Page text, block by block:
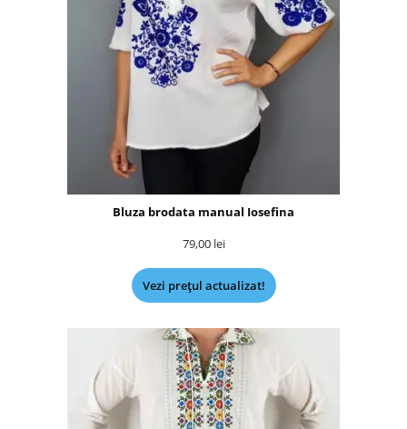
Bluza brodata manual Iosefina
79,00 lei
Vezi prețul actualizat!